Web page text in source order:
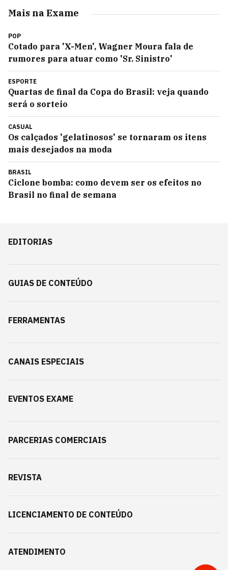
Mais na Exame
POP
Cotado para 'X-Men', Wagner Moura fala de
rumores para atuar como 'Sr. Sinistro'
ESPORTE
Quartas de final da Copa do Brasil: veja quando
será o sorteio
CASUAL
Os calçados 'gelatinosos' se tornaram os itens
mais desejados na moda
BRASIL
Ciclone bomba: como devem ser os efeitos no
Brasil no final de semana
EDITORIAS
GUIAS DE CONTEÚDO
FERRAMENTAS
CANAIS ESPECIAIS
EVENTOS EXAME
PARCERIAS COMERCIAIS
REVISTA
LICENCIAMENTO DE CONTEÚDO
ATENDIMENTO